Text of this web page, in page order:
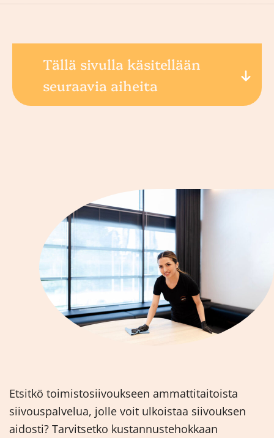
Tällä sivulla käsitellään
seuraavia aiheita
Etsitkö toimistosiivoukseen ammattitaitoista
siivouspalvelua, jolle voit ulkoistaa siivouksen
aidosti? Tarvitsetko kustannustehokkaan